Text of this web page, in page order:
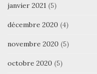
janvier 2021 (5)
décembre 2020 (4)
novembre 2020 (5)
octobre 2020 (5)